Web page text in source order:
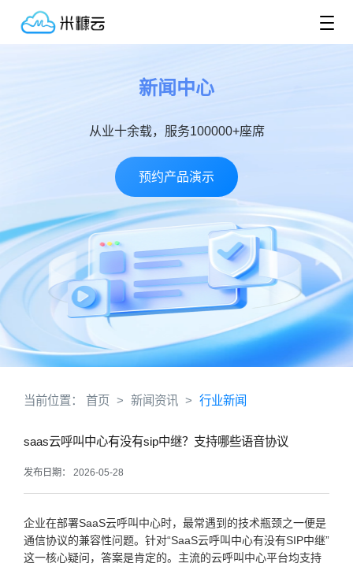
新闻中心
从业十余载，服务100000+座席
预约产品演示
当前位置： 首页 > 新闻资讯 > 行业新闻
saas云呼叫中心有没有sip中继？支持哪些语音协议
发布日期： 2026-05-28
企业在部署SaaS云呼叫中心时，最常遇到的技术瓶颈之一便是
通信协议的兼容性问题。针对“SaaS云呼叫中心有没有SIP中继”
这一核心疑问，答案是肯定的。主流的云呼叫中心平台均支持